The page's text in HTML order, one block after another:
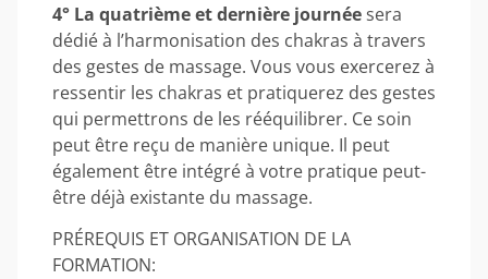
4° La quatrième et dernière journéesera
dédié à l’harmonisation des chakras à travers
des gestes de massage. Vous vous exercerez à
ressentir les chakras et pratiquerez des gestes
qui permettrons de les rééquilibrer. Ce soin
peut être reçu de manière unique. Il peut
également être intégré à votre pratique peut-
être déjà existante du massage.
PRÉREQUIS ET ORGANISATION DE LA
FORMATION: